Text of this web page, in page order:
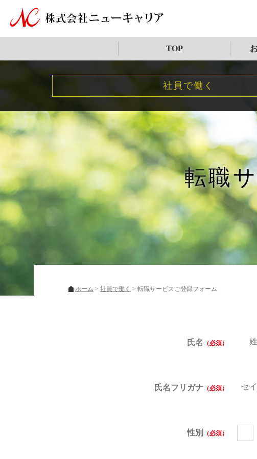
TOP
社員で働く
転職
ホーム 社員で働く 転職サービスご登録フォーム
氏名 姓
氏名フリガナ セイ
性別